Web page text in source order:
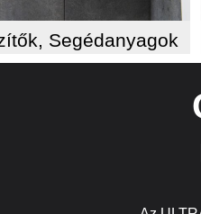
Segédanyagok